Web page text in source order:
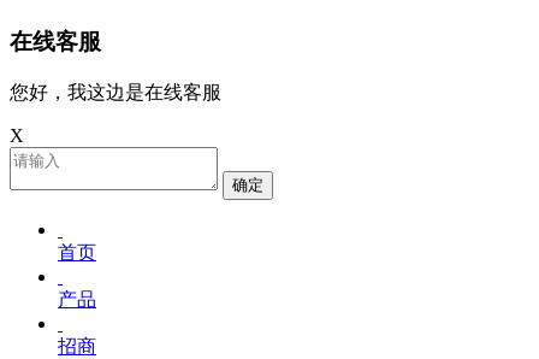
在线客服
您好，我这边是在线客服
X
确定
首页
产品
招商